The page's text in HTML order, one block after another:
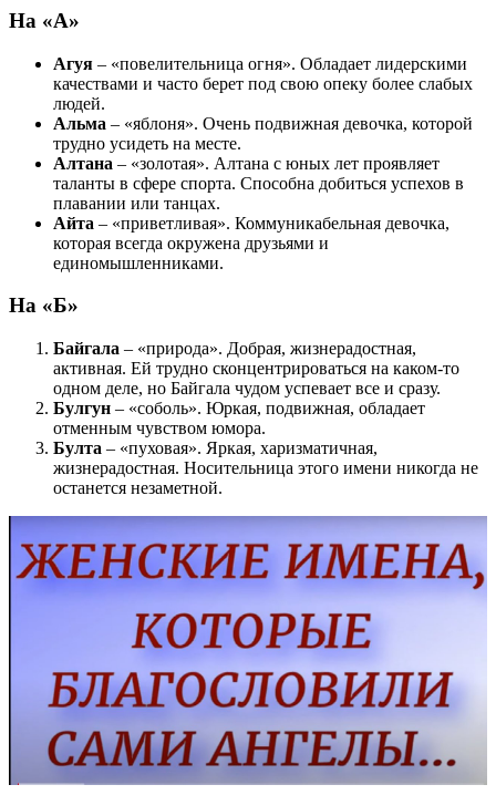
На «А»
Агуя – «повелительница огня». Обладает лидерскими
качествами и часто берет под свою опеку более слабых
людей.
Альма – «яблоня». Очень подвижная девочка, которой
трудно усидеть на месте.
Алтана – «золотая». Алтана с юных лет проявляет
таланты в сфере спорта. Способна добиться успехов в
плавании или танцах.
Айта – «приветливая». Коммуникабельная девочка,
которая всегда окружена друзьями и
единомышленниками.
На «Б»
Байгала – «природа». Добрая, жизнерадостная,
активная. Ей трудно сконцентрироваться на каком-то
одном деле, но Байгала чудом успевает все и сразу.
Булгун – «соболь». Юркая, подвижная, обладает
отменным чувством юмора.
Булта – «пуховая». Яркая, харизматичная,
жизнерадостная. Носительница этого имени никогда не
останется незаметной.